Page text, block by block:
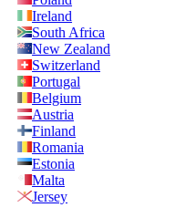
Ireland
South Africa
New Zealand
Switzerland
Portugal
Belgium
Austria
Finland
Romania
Estonia
Malta
Jersey